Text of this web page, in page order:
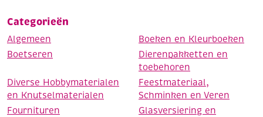
Categorieën
Algemeen
Boeken en Kleurboeken
Boetseren
Dierenpakketten en
toebehoren
Diverse Hobbymaterialen
en Knutselmaterialen
Feestmateriaal,
Schminken en Veren
Fournituren
Glasversiering en